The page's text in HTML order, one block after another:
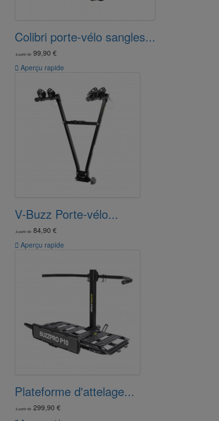
Colibri porte-vélo sangles...
à partir de 99,90 €
 Aperçu rapide
V-Buzz Porte-vélo...
à partir de 84,90 €
 Aperçu rapide
Plateforme d'attelage...
à partir de 299,90 €